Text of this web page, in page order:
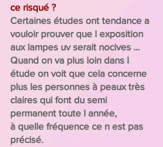
ce risqué ?
Certaines études ont tendance a
vouloir prouver que l exposition
aux lampes uv serait nocives ...
Quand on va plus loin dans l
étude on voit que cela concerne
plus les personnes à peaux très
claires qui font du semi
permanent toute l année,
à quelle fréquence ce n est pas
précisé.